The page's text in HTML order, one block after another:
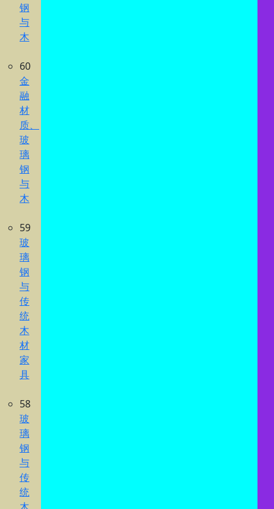
钢
与
木
60
金
融
材
质、
玻
璃
钢
与
木
59
玻
璃
钢
与
传
统
木
材
家
具
58
玻
璃
钢
与
传
统